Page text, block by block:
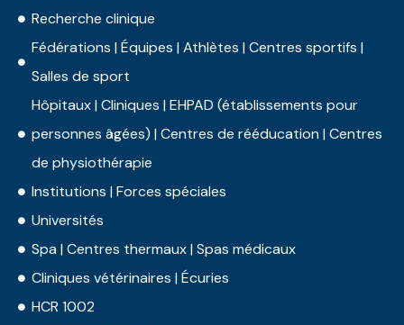
Recherche clinique
Fédérations | Équipes | Athlètes | Centres sportifs |
Salles de sport
Hôpitaux | Cliniques | EHPAD (établissements pour
personnes âgées) | Centres de rééducation | Centres
de physiothérapie
Institutions | Forces spéciales
Universités
Spa | Centres thermaux | Spas médicaux
Cliniques vétérinaires | Écuries
HCR 1002